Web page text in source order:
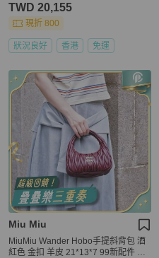
TWD 20,155
現折 800
狀況良好 香港 免運
Miu Miu
MiuMiu Wander Hobo手提斜背包 酒
紅色 金扣 羊皮 21*13*7 99新配件 盒